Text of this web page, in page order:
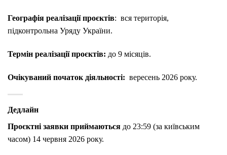
Географія реалізації проєктів: вся територія,
підконтрольна Уряду України.
Термін реалізації проєктів: до 9 місяців.
Очікуваний початок діяльності: вересень 2026 року.
Дедлайн
Проєктні заявки приймаються до 23:59 (за київським
часом) 14 червня 2026 року.